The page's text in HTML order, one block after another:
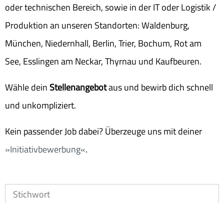
oder technischen Bereich, sowie in der IT oder Logistik /
Produktion an unseren Standorten: Waldenburg,
München, Niedernhall, Berlin, Trier, Bochum, Rot am
See, Esslingen am Neckar, Thyrnau und Kaufbeuren.
Wähle deinStellenangebotaus und bewirb dich schnell
und unkompliziert.
Kein passender Job dabei? Überzeuge uns mit deiner
Initiativbewerbung .